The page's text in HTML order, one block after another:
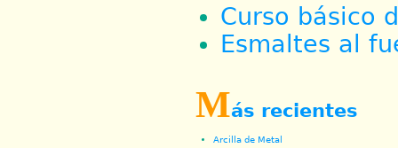
Curso básico
Esmaltes al
Más recientes
Arcilla de Metal